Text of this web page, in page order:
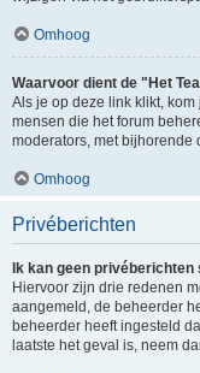
Omhoog
Waarvoor dient de "Het
Als je op deze link klikt,
mensen die het forum
moderators, met bijhorende
Omhoog
Privéberichten
Ik kan geen privéberichten
Hiervoor zijn drie redenen
aangemeld, de beheerder
beheerder heeft ingesteld
laatste het geval is, neem